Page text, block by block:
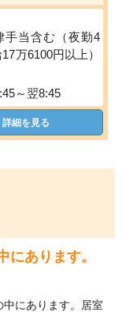
当含む（夜勤4
万6100円以上）
～翌8:45
詳細を見る
にあります。
にあります。居室